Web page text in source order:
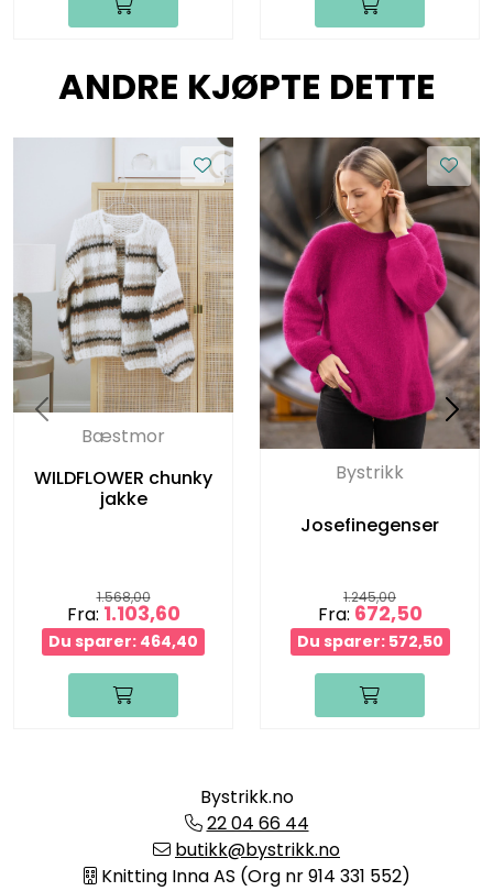
ANDRE KJØPTE DETTE
Bæstmor
WILDFLOWER chunky
jakke
1.568,00
Fra: 1.103,60
Du sparer: 464,40
Bystrikk
Josefinegenser
1.245,00
Fra: 672,50
Du sparer: 572,50
Bystrikk.no
22 04 66 44
butikk@bystrikk.no
Knitting Inna AS (Org nr 914 331 552)